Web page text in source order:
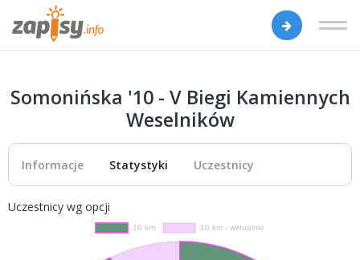
Somonińska '10 - V Biegi Kamiennych
Weselników
Informacje Statystyki Uczestnicy
Uczestnicy wg opcji